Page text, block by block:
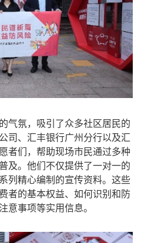
气氛，吸引了众多社区居民的
司、汇丰银行广州分行以及汇
者们，帮助现场市民通过多种
及。他们不仅提供了一对一的
列精心编制的宣传资料。这些
者的基本权益、如何识别和防
意事项等实用信息。